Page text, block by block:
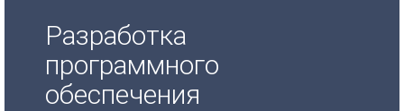
Разработка
программного
обеспечения